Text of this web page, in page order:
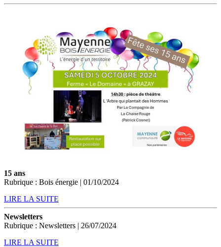
15 ans
Rubrique : Bois énergie | 01/10/2024
LIRE LA SUITE
Newsletters
Rubrique : Newsletters | 26/07/2024
LIRE LA SUITE